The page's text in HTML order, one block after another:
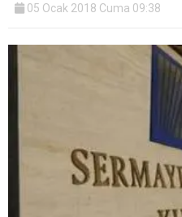
05 Ocak 2018 Cuma 09:38